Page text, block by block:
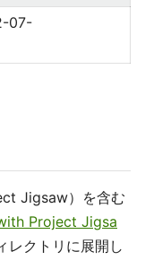
07-
Jigsaw）を含む
Project Jigsa
レクトリに展開し